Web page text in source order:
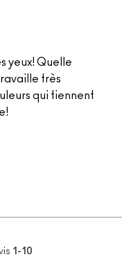
yeux! Quelle
très
qui tiennent
1-10